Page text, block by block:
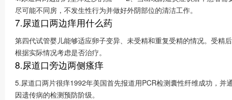
尽可能不同房，不发生性行为并做好外阴部位的清洁工作。
7.尿道口两边痒用什么药
第四代试管婴儿能够适应卵子变异、未受精和重复受精的情况。受精
根据实际情况考虑是否治疗。
8.尿道口旁边两侧瘙痒
5.尿道口两片很痒1992年美国首先报道用PCR检测囊性纤维成功，
因遗传病的检测预防阶级。